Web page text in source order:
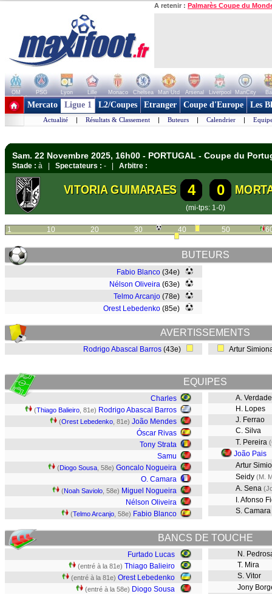
A retenir : Palmarès Coupe du
OM PSG Lyon Lille Monaco Chelsea Man Utd Arsenal Liverpool ManCity
+ de clubs
Mercato Ligue 1 L2/Coupes Etranger Coupe d'Europe Les
Actualité | Résultats & Classement | Buteurs | Calendrier |
Sam. 22 Novembre 2025, 16h00 - PORTUGAL - Coupe du
Stade : à | Spectateurs : - | Arbitre :
VITORIA GUIMARAES 4 0
(mi-tps: 1-0)
1 10 20 30 40 50
BUTEURS
Fabio Blanco (34e)
Nélson Oliveira (63e)
Telmo Arcanjo (78e)
Orest Lebedenko (85e)
AVERTISSEMENTS
Rodrigo Abascal Barros (43e) Artur
EQUIPES
Charles
(Thiago Balieiro , 81e) Rodrigo Abascal Barros
(Orest Lebedenko , 81e) João Mendes
Óscar Rivas
Tony Strata
Samu
(Diogo Sousa , 58e) Goncalo Nogueira
O. Camara
(Noah Saviolo , 58e) Miguel Nogueira
Nélson Oliveira
(Telmo Arcanjo , 58e) Fabio Blanco
A. Verdade
H. Lopes
J. Ferrao
C. Silva
T. Pereira
João Pais
Artur
Seidy (M.
A. Sena
I. Afonso
S. Camara
BANCS DE TOUCHE
Furtado Lucas
(entré à la 81e) Thiago Balieiro
(entré à la 81e) Orest Lebedenko
(entré à la 58e) Diogo Sousa
N.
T. Mira
S. Vitor
Jony